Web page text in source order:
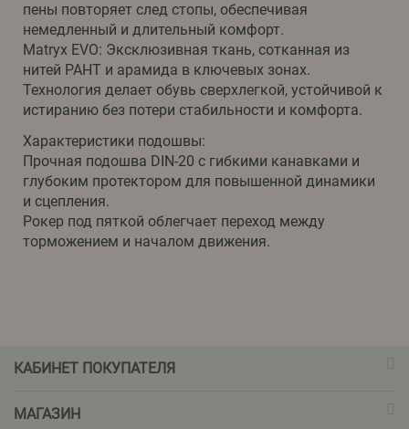
пены повторяет след стопы, обеспечивая
немедленный и длительный комфорт.
Matryx EVO: Эксклюзивная ткань, сотканная из
нитей PAHT и арамида в ключевых зонах.
Технология делает обувь сверхлегкой, устойчивой к
истиранию без потери стабильности и комфорта.
Характеристики подошвы:
Прочная подошва DIN-20 с гибкими канавками и
глубоким протектором для повышенной динамики
и сцепления.
Рокер под пяткой облегчает переход между
торможением и началом движения.
КАБИНЕТ ПОКУПАТЕЛЯ
МАГАЗИН